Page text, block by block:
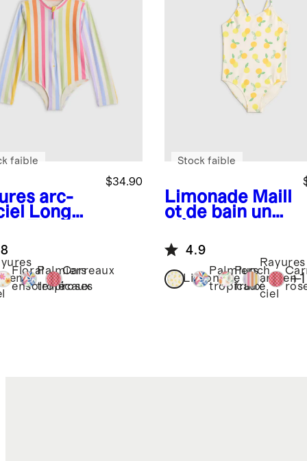
arc-
Long
$34.90
faible
en-
Floral
ensoleillé
Palmiers
tropicaux
Carreaux
roses
Limonade Maill
ot de bain une-
Stock faible
4.9
Limonade
Palmiers
tropicaux
Punch
fruité
Rayures
arc-en-
ciel
+1